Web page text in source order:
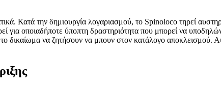
Κατά την δημιουργία λογαριασμού, το Spinoloco τηρεί
για οποιαδήποτε ύποπτη δραστηριότητα που μπορεί να
δικαίωμα να ζητήσουν να μπουν στον κατάλογο